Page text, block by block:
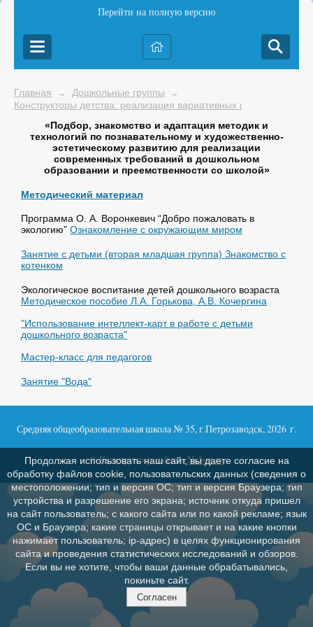
Перейти на полную версию
Главная → Дошкольные группы →
Конструкторы детства: реализация вариативных форм
«Подбор, знакомство и адаптация методик и
технологий по познавательному и художественно-
эстетическому развитию для реализации
современных требований в дошкольном
образовании и преемственности со школой»
Методический материал
Программа О. А. Воронкевич “Добро пожаловать в
экологию” Ознакомление с окружающим миром
Занятие с детьми (вторая младшая группа) Знакомство с
котенком
Экологическое воспитание детей дошкольного возраста
Методическое пособие Л.А. Горькова, А.В. Кочергина
"Использование интеллект-карт в работе с детьми
дошкольного возраста"
Мастер-класс для педагогов
Занятие "Вода"
Средняя общеобразовательная школа № 35, г.Петрозаводск, 2026 г.
© Конструктор сайтовNubex.ru
Продолжая использовать наш сайт, вы даете согласие на
обработку файлов cookie, пользовательских данных (сведения о
местоположении; тип и версия ОС; тип и версия Браузера; тип
устройства и разрешение его экрана; источник откуда пришел
на сайт пользователь; с какого сайта или по какой рекламе; язык
ОС и Браузера; какие страницы открывает и на какие кнопки
нажимает пользователь; ip-адрес) в целях функционирования
сайта и проведения статистических исследований и обзоров.
Если вы не хотите, чтобы ваши данные обрабатывались,
покиньте сайт.
Согласен